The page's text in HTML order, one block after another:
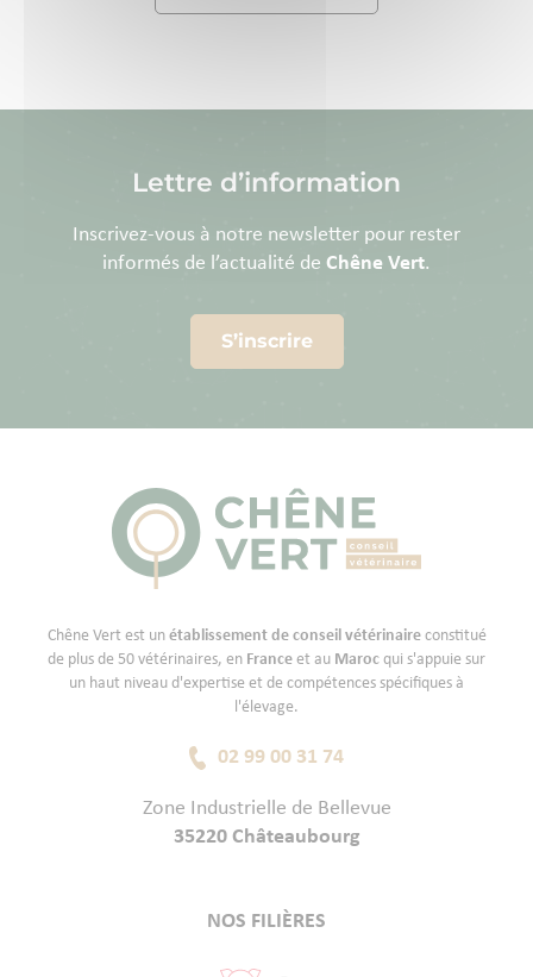
Lettre d’information
Inscrivez-vous à notre newsletter pour rester
informés de l’actualité de Chêne Vert.
S’inscrire
Chêne Vert est un établissement de conseil vétérinaireconstitué
de plus de 50 vétérinaires, en France et au Maroc qui s'appuie sur
un haut niveau d'expertise et de compétences spécifiques à
l'élevage.
02 99 00 31 74
Zone Industrielle de Bellevue
35220 Châteaubourg
NOS FILIÈRES